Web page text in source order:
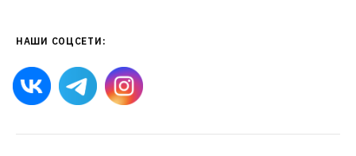
НАШИ СОЦСЕТИ: